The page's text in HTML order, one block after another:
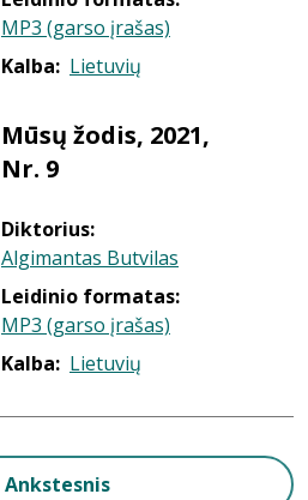
MP3 (garso įrašas)
Kalba: Lietuvių
Mūsų žodis, 2021,
Nr. 9
Diktorius:
Algimantas Butvilas
Leidinio formatas:
MP3 (garso įrašas)
Kalba: Lietuvių
Ankstesnis